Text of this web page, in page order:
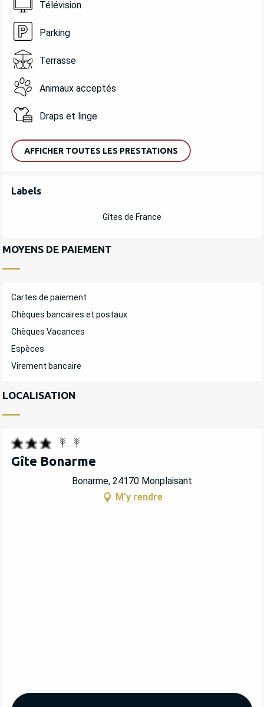
Télévision
Parking
Terrasse
Animaux acceptés
Draps et linge
AFFICHER TOUTES LES PRESTATIONS
OFFRES DE PRESTATIONS
Labels
Labels
Gîtes de France
MOYENS DE PAIEMENT
Cartes de paiement
Chèques bancaires et postaux
Chèques Vacances
Espèces
Virement bancaire
LOCALISATION
Gîte Bonarme
Bonarme, 24170 Monplaisant
M'y rendre